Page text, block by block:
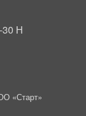
30 Н
«Старт»